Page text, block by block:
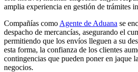
amplia experiencia en gestión de trámites
Compañías como Agente de Aduana se
despacho de mercancías, asegurando el
permitiendo que los envíos lleguen a su
esta forma, la confianza de los clientes
contingencias que pueden poner en jaque
negocios.